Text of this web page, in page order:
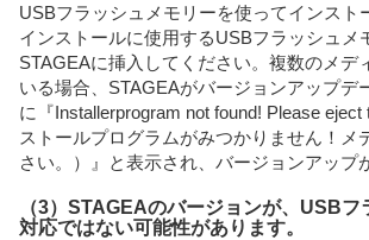
USBフラッシュメモリーを使ってインスト
インストールに使用するUSBフラッシュメ
STAGEAに挿入してください。複数のメデ
いる場合、STAGEAがバージョンアップデ
に『Installerprogram not found! Please eject
ストールプログラムがみつかりません！メ
さい。）』と表示され、バージョンアップ
（3）STAGEAのバージョンが、USBフ
対応ではない可能性があります。